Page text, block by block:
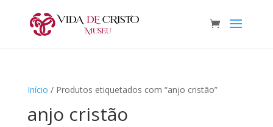
Início / Produtos etiquetados com “anjo cristão”
anjo cristão